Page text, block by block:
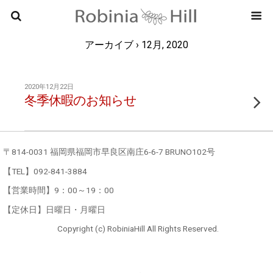
アーカイブ › 12月, 2020
2020年12月22日
冬季休暇のお知らせ
〒814-0031 福岡県福岡市早良区南庄6-6-7 BRUNO102号
【TEL】092-841-3884
【営業時間】9：00～19：00
【定休日】日曜日・月曜日
Copyright (c) RobiniaHill All Rights Reserved.